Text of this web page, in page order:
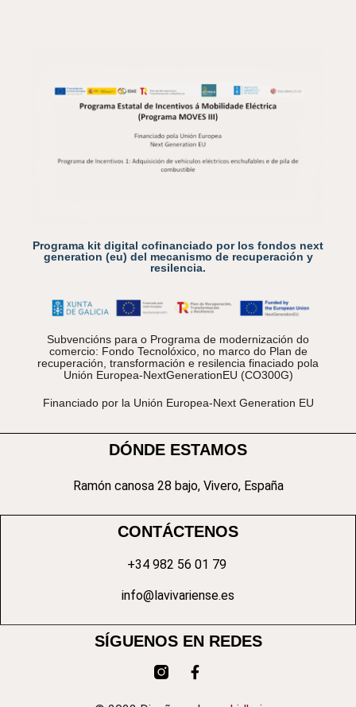
Programa kit digital cofinanciado por los fondos next
generation (eu) del mecanismo de recuperación y
resilencia.
Subvencións para o Programa de modernización do
comercio: Fondo Tecnolóxico, no marco do Plan de
recuperación, transformación e resilencia finaciado pola
Unión Europea-NextGenerationEU (CO300G)
Financiado por la Unión Europea-Next Generation EU
DÓNDE ESTAMOS
Ramón canosa 28 bajo, Vivero, España
CONTÁCTENOS
+34 982 56 01 79
info@lavivariense.es
SÍGUENOS EN REDES